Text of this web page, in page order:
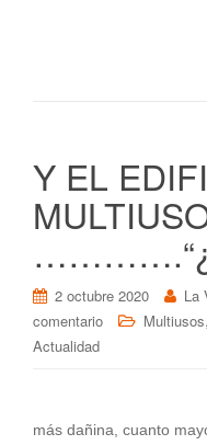
Y EL
2 octubre 2020 La
comentario
Multiusos,
Actualidad
“La
más dañina, cuanto